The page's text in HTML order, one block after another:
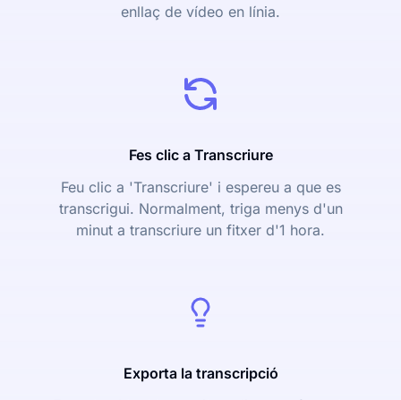
enllaç de vídeo en línia.
Fes clic a Transcriure
Feu clic a 'Transcriure' i espereu a que es
transcrigui. Normalment, triga menys d'un
minut a transcriure un fitxer d'1 hora.
Exporta la transcripció